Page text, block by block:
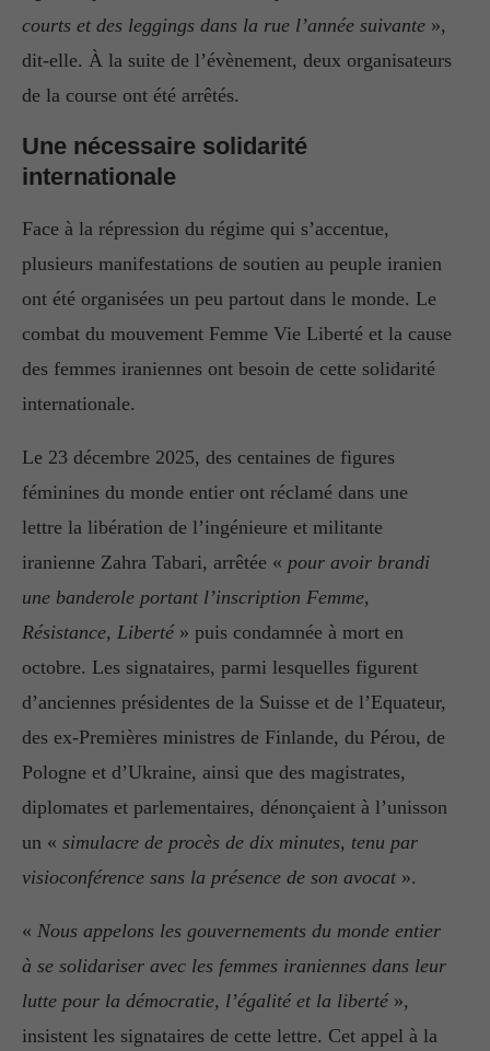
courts et des leggings dans la rue l’année suivante »,
dit-elle. À la suite de l’évènement, deux organisateurs
de la course ont été arrêtés.
Une nécessaire solidarité
internationale
Face à la répression du régime qui s’accentue,
plusieurs manifestations de soutien au peuple iranien
ont été organisées un peu partout dans le monde. Le
combat du mouvement Femme Vie Liberté et la cause
des femmes iraniennes ont besoin de cette solidarité
internationale.
Le 23 décembre 2025, des centaines de figures
féminines du monde entier ont réclamé dans une
lettre la libération de l’ingénieure et militante
iranienne Zahra Tabari, arrêtée « pour avoir brandi
une banderole portant l’inscription Femme,
Résistance, Liberté» puis condamnée à mort en
octobre. Les signataires, parmi lesquelles figurent
d’anciennes présidentes de la Suisse et de l’Equateur,
des ex-Premières ministres de Finlande, du Pérou, de
Pologne et d’Ukraine, ainsi que des magistrates,
diplomates et parlementaires, dénonçaient à l’unisson
un « simulacre de procès de dix minutes, tenu par
visioconférence sans la présence de son avocat ».
« Nous appelons les gouvernements du monde entier
à se solidariser avec les femmes iraniennes dans leur
lutte pour la démocratie, l’égalité et la liberté »,
insistent les signataires de cette lettre. Cet appel à la